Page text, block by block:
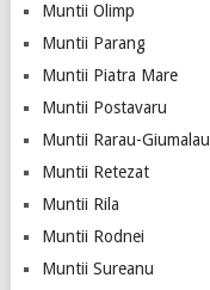
Muntii Olimp
Muntii Parang
Muntii Piatra Mare
Muntii Postavaru
Muntii Rarau-Giumalau
Muntii Retezat
Muntii Rila
Muntii Rodnei
Muntii Sureanu